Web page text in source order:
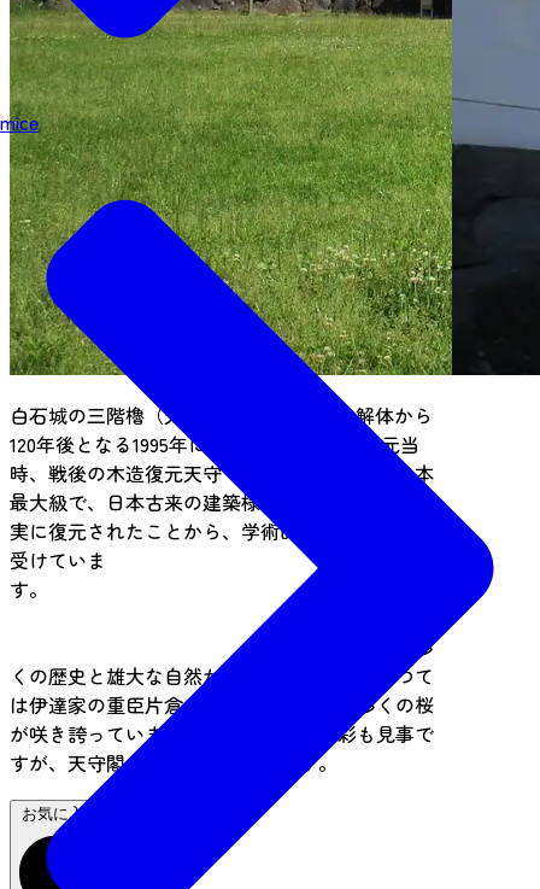
mice
白石城の三階櫓（天守閣）は、1874年の解体から
120年後となる1995年に復元されました。復元当
時、戦後の木造復元天守では高さ・広さとも日本
最大級で、日本古来の建築様式により、史実に忠
実に復元されたことから、学術的にも高い評価を
受けていま
す。
白石城は、多
くの歴史と雄大な自然が融合した城です。かつて
は伊達家の重臣片倉氏の居城で、現在も多くの桜
が咲き誇っています。桜と天守閣の色彩も見事で
すが、天守閣からの眺めも必見です。
お気に入りに追加